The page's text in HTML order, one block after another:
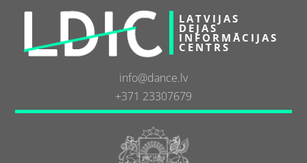
LATVIJAS
DEJAS
INFORMĀCIJAS
CENTRS
info@dance.lv
+371 23307679